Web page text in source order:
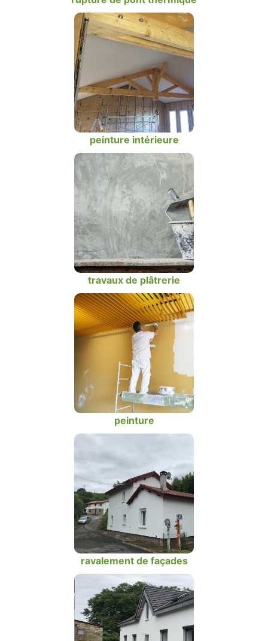
peinture intérieure
travaux de plâtrerie
peinture
ravalement de façades